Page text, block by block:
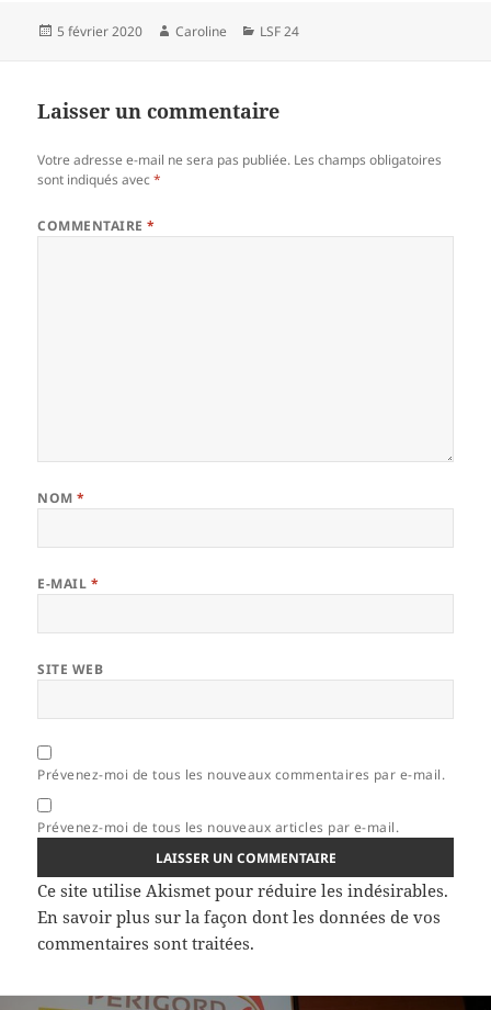
Publié
5 février 2020 Auteur
Caroline Catégories
LSF 24
Laisser un commentaire
Votre adresse e-mail ne sera pas publiée. Les champs obligatoires
sont indiqués avec*
COMMENTAIRE*
NOM*
E-MAIL *
SITE WEB
Prévenez-moi de tous les nouveaux commentaires par e-mail.
Prévenez-moi de tous les nouveaux articles par e-mail.
Ce site utilise Akismet pour réduire les indésirables.
En savoir plus sur la façon dont les données de vos
commentaires sont traitées.